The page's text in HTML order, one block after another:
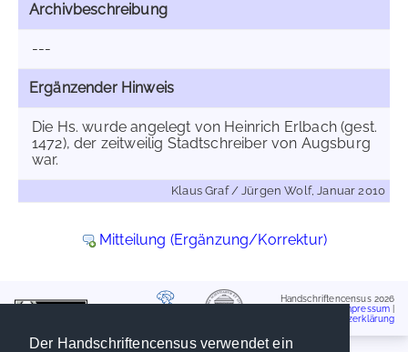
Der Handschriftencensus verwendet ein
Archivbeschreibung
---
Ergänzender Hinweis
Die Hs. wurde angelegt von Heinrich Erlbach (gest.
1472), der zeitweilig Stadtschreiber von Augsburg
war.
Klaus Graf / Jürgen Wolf, Januar 2010
Mitteilung (Ergänzung/Korrektur)
Handschriftencensus 2026
Impressum
Datenschutzerklärung